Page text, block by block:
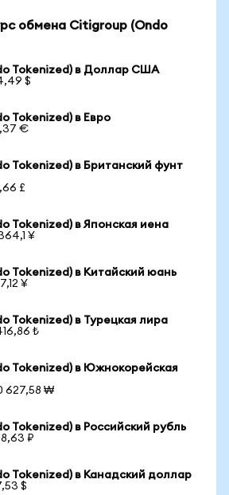
обмена Citigroup (Ondo
Tokenized) в Доллар США
$
Tokenized) в Евро
€
Tokenized) в Британский фунт
£
Tokenized) в Японская иена
¥
Tokenized) в Китайский юань
¥
Tokenized) в Турецкая лира
₺
Tokenized) в Южнокорейская
627,58 ₩
Tokenized) в Российский рубль
₽
Tokenized) в Канадский доллар
$